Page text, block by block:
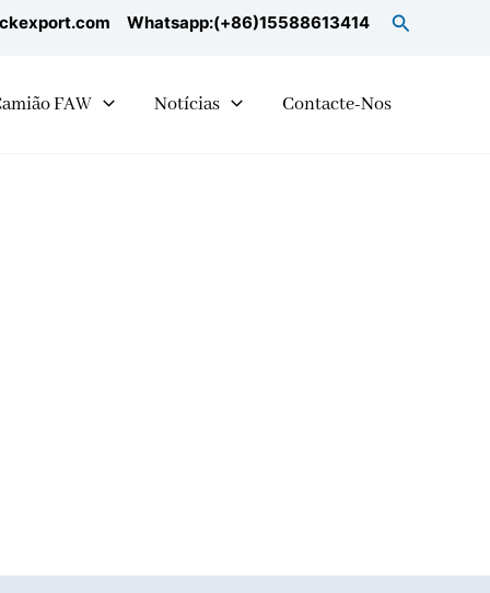
Whatsapp:(+86)15588613414 Search
FAW Notícias Contacte-Nos